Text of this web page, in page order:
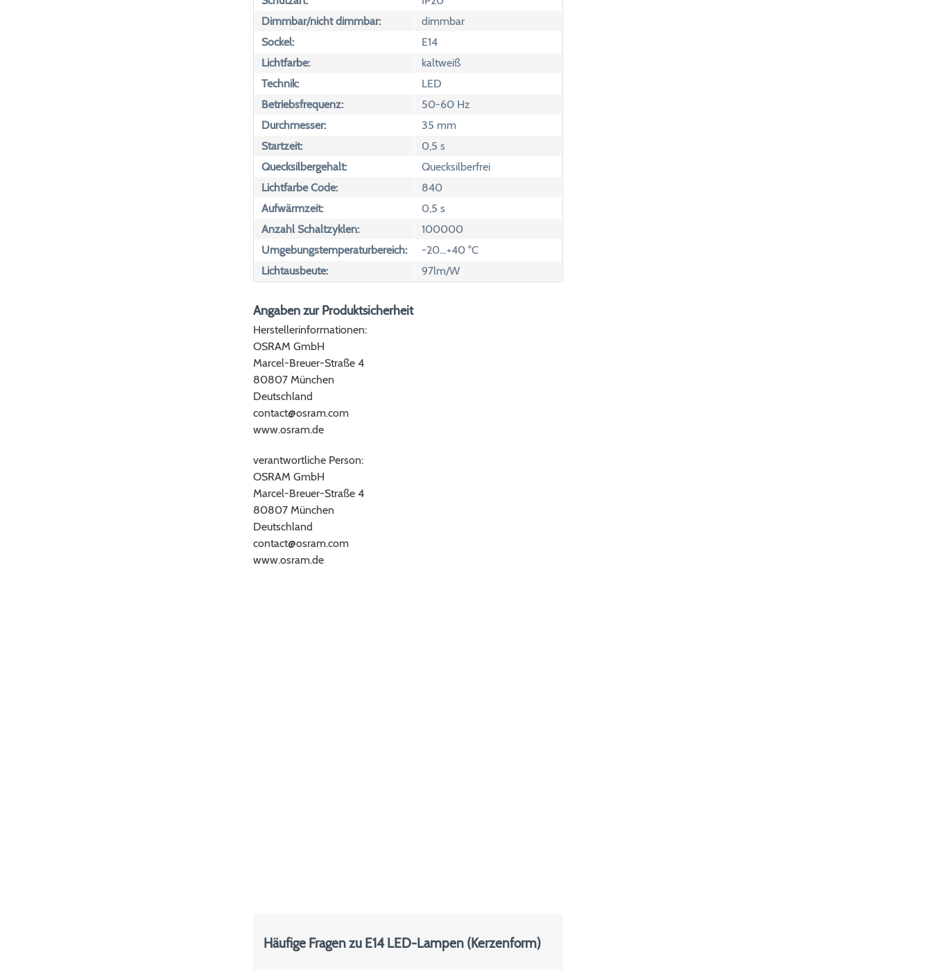
Dimmbar/nicht dimmbar:
dimmbar
Sockel:
E14
Lichtfarbe:
kaltweiß
Technik:
LED
Betriebsfrequenz:
50-60 Hz
Durchmesser:
35 mm
Startzeit:
0,5 s
Quecksilbergehalt:
Quecksilberfrei
Lichtfarbe Code:
840
Aufwärmzeit:
0,5 s
Anzahl Schaltzyklen:
100000
Umgebungstemperaturbereich:
-20…+40 °C
Lichtausbeute:
97lm/W
Angaben zur Produktsicherheit
Herstellerinformationen:
OSRAM GmbH
Marcel-Breuer-Straße 4
80807 München
Deutschland
contact@osram.com
www.osram.de
verantwortliche Person:
OSRAM GmbH
Marcel-Breuer-Straße 4
80807 München
Deutschland
contact@osram.com
www.osram.de
Häufige Fragen zu E14 LED-Lampen (Kerzenform)